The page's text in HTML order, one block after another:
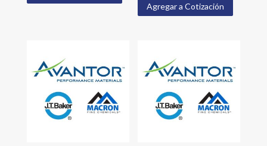
Agregar a Cotización